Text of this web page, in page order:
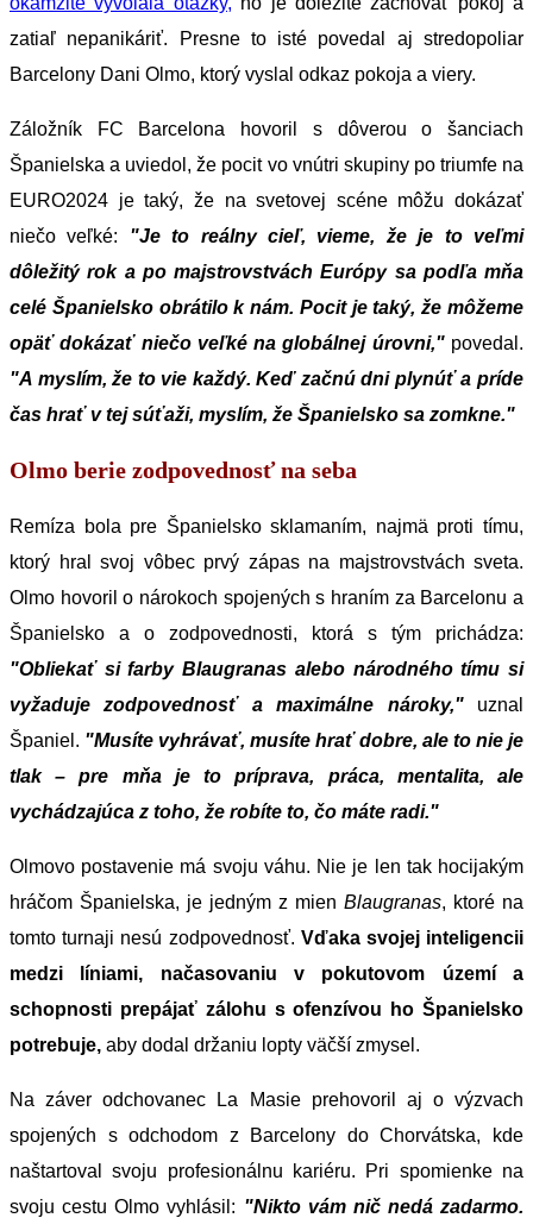
zatiaľ nepanikáriť. Presne to isté povedal aj stredopoliar
Barcelony Dani Olmo, ktorý vyslal odkaz pokoja a viery.
Záložník FC Barcelona hovoril s dôverou o šanciach
Španielska a uviedol, že pocit vo vnútri skupiny po triumfe na
EURO2024 je taký, že na svetovej scéne môžu dokázať
niečo veľké: "Je to reálny cieľ, vieme, že je to veľmi
dôležitý rok a po majstrovstvách Európy sa podľa mňa
celé Španielsko obrátilo k nám. Pocit je taký, že môžeme
opäť dokázať niečo veľké na globálnej úrovni,"povedal.
"A myslím, že to vie každý. Keď začnú dni plynúť a príde
čas hrať v tej súťaži, myslím, že Španielsko sa zomkne."
Olmo berie zodpovednosť na seba
Remíza bola pre Španielsko sklamaním, najmä proti tímu,
ktorý hral svoj vôbec prvý zápas na majstrovstvách sveta.
Olmo hovoril o nárokoch spojených s hraním za Barcelonu a
Španielsko a o zodpovednosti, ktorá s tým prichádza:
"Obliekať si farby Blaugranas alebo národného tímu si
vyžaduje zodpovednosť a maximálne nároky,"uznal
Španiel. "Musíte vyhrávať, musíte hrať dobre, ale to nie je
tlak – pre mňa je to príprava, práca, mentalita, ale
vychádzajúca z toho, že robíte to, čo máte radi."
Olmovo postavenie má svoju váhu. Nie je len tak hocijakým
hráčom Španielska, je jedným z mien Blaugranas, ktoré na
tomto turnaji nesú zodpovednosť. Vďaka svojej inteligencii
medzi líniami, načasovaniu v pokutovom území a
schopnosti prepájať zálohu s ofenzívou ho Španielsko
potrebuje, aby dodal držaniu lopty väčší zmysel.
Na záver odchovanec La Masie prehovoril aj o výzvach
spojených s odchodom z Barcelony do Chorvátska, kde
naštartoval svoju profesionálnu kariéru. Pri spomienke na
svoju cestu Olmo vyhlásil: "Nikto vám nič nedá zadarmo.